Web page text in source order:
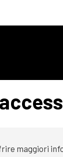
maggiori